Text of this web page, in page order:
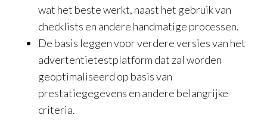
wat het beste werkt, naast het gebruik van
checklists en andere handmatige processen.
De basis leggen voor verdere versies van het
advertentietestplatform dat zal worden
geoptimaliseerd op basis van
prestatiegegevens en andere belangrijke
criteria.